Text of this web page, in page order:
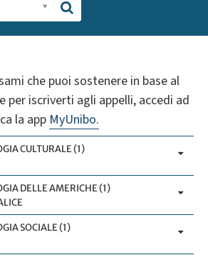
che puoi sostenere in base al
per iscriverti agli appelli, accedi ad
la app MyUnibo.
CULTURALE (1)
DELLE AMERICHE (1)
SOCIALE (1)